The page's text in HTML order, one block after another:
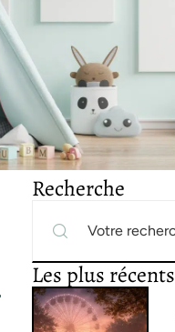
Recherche
Les plus récents